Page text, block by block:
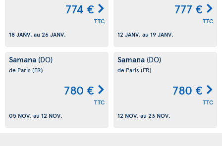
774 €
TTC
18 JANV. au 26 JANV.
777 €
TTC
12 JANV. au 19 JANV.
Samana (DO)
de Paris (FR)
780 €
TTC
05 NOV. au 12 NOV.
Samana (DO)
de Paris (FR)
780 €
TTC
12 NOV. au 23 NOV.